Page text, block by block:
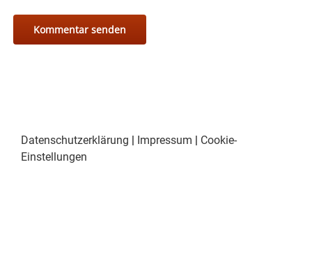
Datenschutzerklärung Impressum
Cookie-
Einstellungen